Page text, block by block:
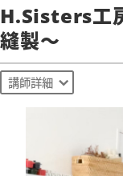
H.Sisters工
縫製〜
講師詳細